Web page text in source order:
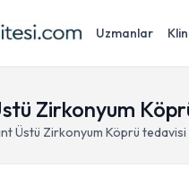
Uzmanlar
Zirkonyum
Üstü Zirkonyum Köprü tedavisi